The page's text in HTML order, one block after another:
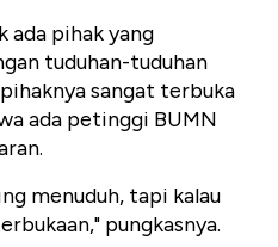
ada pihak yang
tuduhan-tuduhan
sangat terbuka
ada petinggi BUMN
menuduh, tapi kalau
pungkasnya.